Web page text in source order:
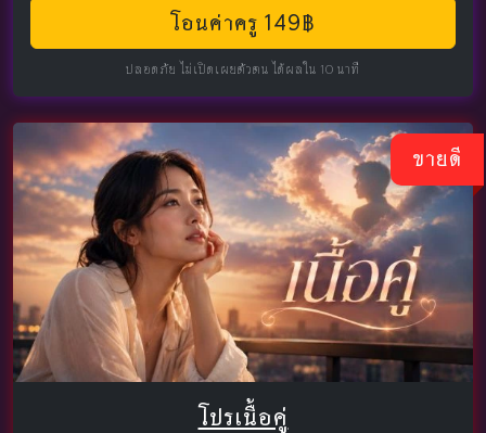
โอนค่าครู 149฿
ปลอดภัย ไม่เปิดเผยตัวตน ได้ผลใน 10 นาที
ขายดี
โปรเนื้อคู่